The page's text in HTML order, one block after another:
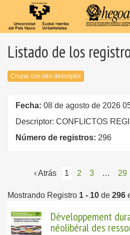
Listado de los
Cruzar con otro descriptor
Fecha: 08 de agosto de 2026
Descriptor: CONFLICTOS
Número de registros: 296
‹ Atrás 1 2 3 … 29
Mostrando Registro 1 - 10 de 296
Développement
néolibéral des